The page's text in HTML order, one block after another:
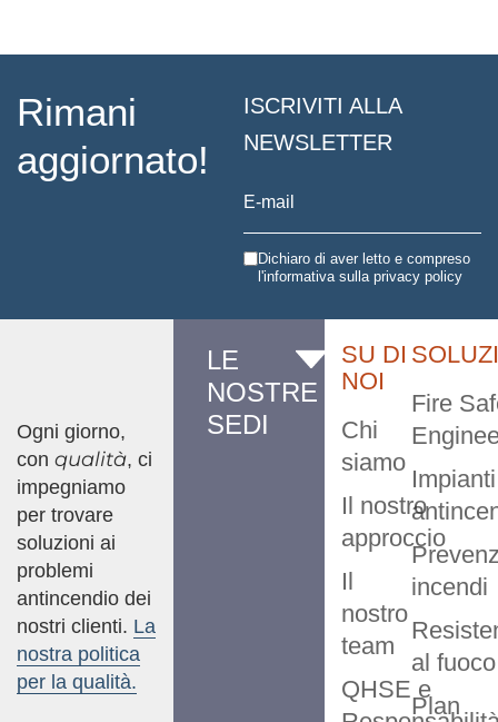
Rimani
aggiornato!
ISCRIVITI ALLA
NEWSLETTER
Dichiaro di aver letto e compreso
l'informativa sullaprivacy policy
Ogni giorno,
con qualità, ci
impegniamo
per trovare
soluzioni ai
problemi
antincendio dei
nostri clienti. La
nostra politica
per la qualità.
LE
NOSTRE
SEDI
SU DI
NOI
Chi
siamo
Il nostro
approccio
Il
nostro
team
QHSE e
Fire
Impianti
incendi
al fuoco
Plan